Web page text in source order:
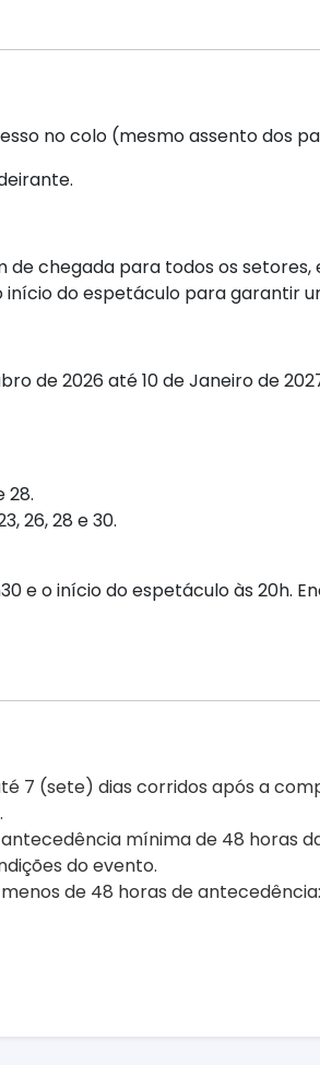
no colo (mesmo assento dos
chegada para todos os
do espetáculo para garantir
de 2026 até 10 de Janeiro de
28.
26, 28 e 30.
e o início do espetáculo às 20h.
7 (sete) dias corridos após a
mínima de 48 horas
do evento.
de 48 horas de